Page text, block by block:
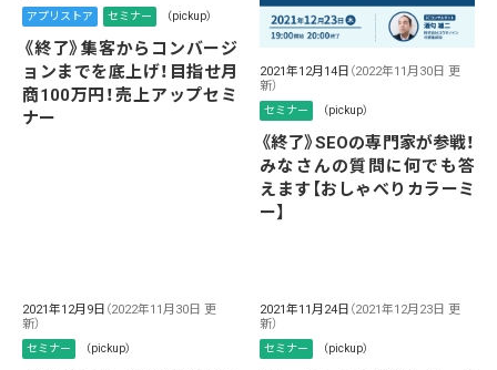
アプリストア セミナー （pickup）
《終了》集客からコンバージ
ョンまでを底上げ！目指せ月
商100万円！売上アップセミ
ナー
2021年12月14日 （2022年11月30日 更
新）
セミナー （pickup）
《終了》SEOの専門家が参戦！
みなさんの質問に何でも答
えます【おしゃべりカラーミ
ー】
2021年12月9日 （2022年11月30日 更
新）
セミナー （pickup）
2021年11月24日 （2021年12月23日 更
新）
セミナー （pickup）